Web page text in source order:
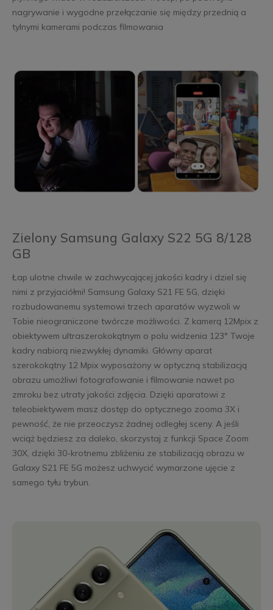
nagrywanie i wygodne przełączanie się między przednią a
tylnymi kamerami podczas filmowania
Zielony Samsung Galaxy S22 5G 8/128
GB
Łap ulotne chwile w zachwycającej jakości kadry i dziel się
nimi z przyjaciółmi! Samsung Galaxy S21 FE 5G, dzięki
rozbudowanemu systemowi trzech aparatów wyzwoli w
Tobie nieograniczone twórcze możliwości. Z kamerą 12Mpix z
obiektywem ultraszerokokątnym o polu widzenia 123° Twoje
kadry nabiorą niezwykłej dynamiki. Główny aparat
szerokokątny 12 Mpix wyposażony w optyczną stabilizacją
obrazu umożliwi fotografowanie i filmowanie nawet po
zmroku bez utraty jakości zdjęcia. Dzięki aparatowi z
teleobiektywem masz dostęp do optycznego zooma 3X i
pewność, że nie przeoczysz żadnej odległej sceny. A jeśli
wciąż będziesz za daleko, skorzystaj z funkcji Space Zoom
30X, dzięki 30-krotnemu zbliżeniu ze stabilizacją obrazu w
Galaxy S21 FE 5G możesz uchwycić wymarzone ujęcie z
samego tyłu trybun.